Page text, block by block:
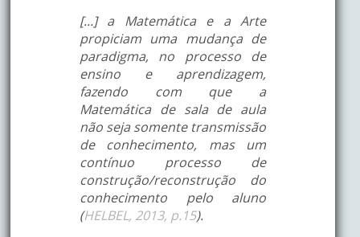
[...] a Matemática e a Arte
propiciam uma mudança de
paradigma, no processo de
ensino e aprendizagem,
fazendo com que a
Matemática de sala de aula
não seja somente transmissão
de conhecimento, mas um
contínuo processo de
construção/reconstrução do
conhecimento pelo aluno
(HELBEL, 2013, p.15).